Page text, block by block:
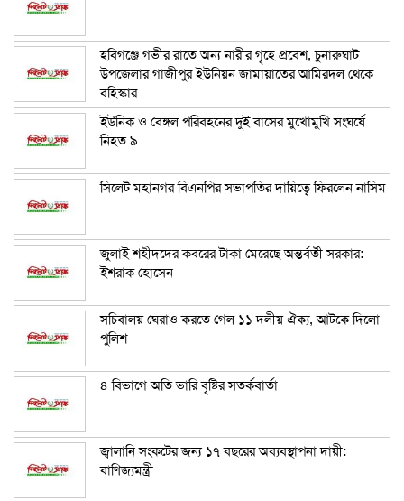
হবিগঞ্জে গভীর রাতে অন্য নারীর গৃহে প্রবেশ, চুনারুঘাট
উপজেলার গাজীপুর ইউনিয়ন জামায়াতের আমিরদল থেকে
বহিস্কার
ইউনিক ও বেঙ্গল পরিবহনের দুই বাসের মুখোমুখি সংঘর্ষে
নিহত ৯
সিলেট মহানগর বিএনপির সভাপতির দায়িত্বে ফিরলেন নাসিম
জুলাই শহীদদের কবরের টাকা মেরেছে অন্তর্বর্তী সরকার:
ইশরাক হোসেন
সচিবালয় ঘেরাও করতে গেল ১১ দলীয় ঐক্য, আটকে দিলো
পুলিশ
৪ বিভাগে অতি ভারি বৃষ্টির সতর্কবার্তা
জ্বালানি সংকটের জন্য ১৭ বছরের অব্যবস্থাপনা দায়ী:
বাণিজ্যমন্ত্রী